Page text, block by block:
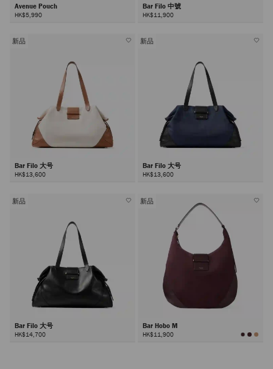
Avenue Pouch
HK$5,990
Bar Filo 中號
HK$11,900
新品
Bar Filo 大号
HK$13,600
新品
Bar Filo 大号
HK$13,600
新品
Bar Filo 大号
HK$14,700
新品
Bar Hobo M
HK$11,900